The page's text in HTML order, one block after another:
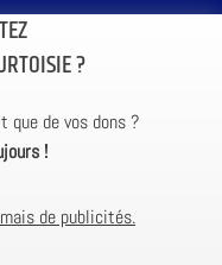
?
que de vos dons ?
!
de publicités.